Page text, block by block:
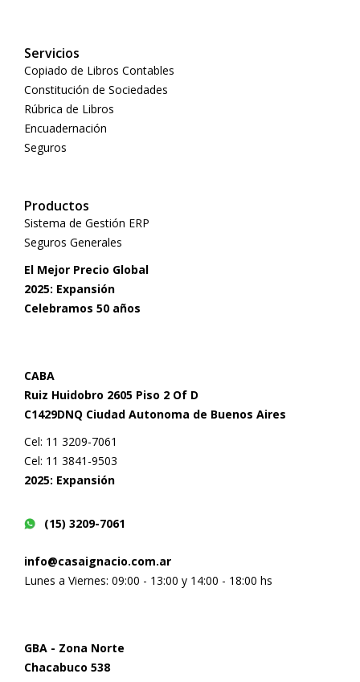
Servicios
Copiado de Libros Contables
Constitución de Sociedades
Rúbrica de Libros
Encuadernación
Seguros
Productos
Sistema de Gestión ERP
Seguros Generales
El Mejor Precio Global
2025: Expansión
Celebramos 50 años
CABA
Ruiz Huidobro 2605 Piso 2 Of D
C1429DNQ Ciudad Autonoma de Buenos Aires
Cel: 11 3209-7061
Cel: 11 3841-9503
2025: Expansión
(15) 3209-7061
info@casaignacio.com.ar
Lunes a Viernes: 09:00 - 13:00 y 14:00 - 18:00 hs
GBA - Zona Norte
Chacabuco 538